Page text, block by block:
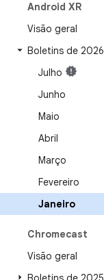
Android XR
Visão geral
Boletins de 2026
Julho
Junho
Maio
Abril
Março
Fevereiro
Janeiro
Chromecast
Visão geral